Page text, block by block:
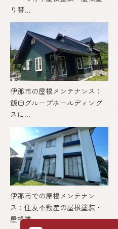
り替...
伊那市の屋根メンテナンス：
飯田グループホールディング
スに...
伊那市での屋根メンテナン
ス：住友不動産の屋根塗装・
屋根塗...